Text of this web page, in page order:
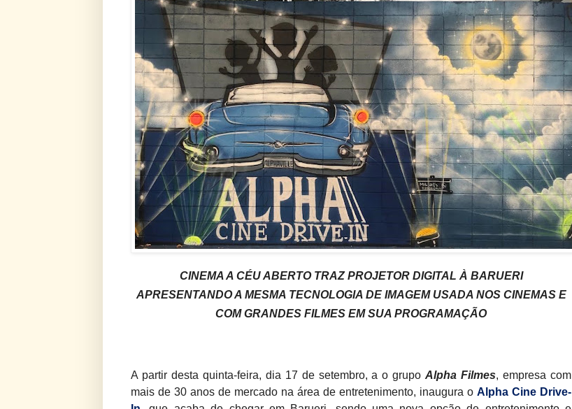
CINEMA A CÉU ABERTO TRAZ PROJETOR DIGITAL À BARUERI
APRESENTANDO A MESMA TECNOLOGIA DE IMAGEM USADA NOS CINEMAS E
COM GRANDES FILMES EM SUA PROGRAMAÇÃO
A partir desta quinta-feira, dia 17 de setembro, a o grupoAlpha Filmes, empresa com
mais de 30 anos de mercado na área de entretenimento, inaugura o Alpha Cine Drive-